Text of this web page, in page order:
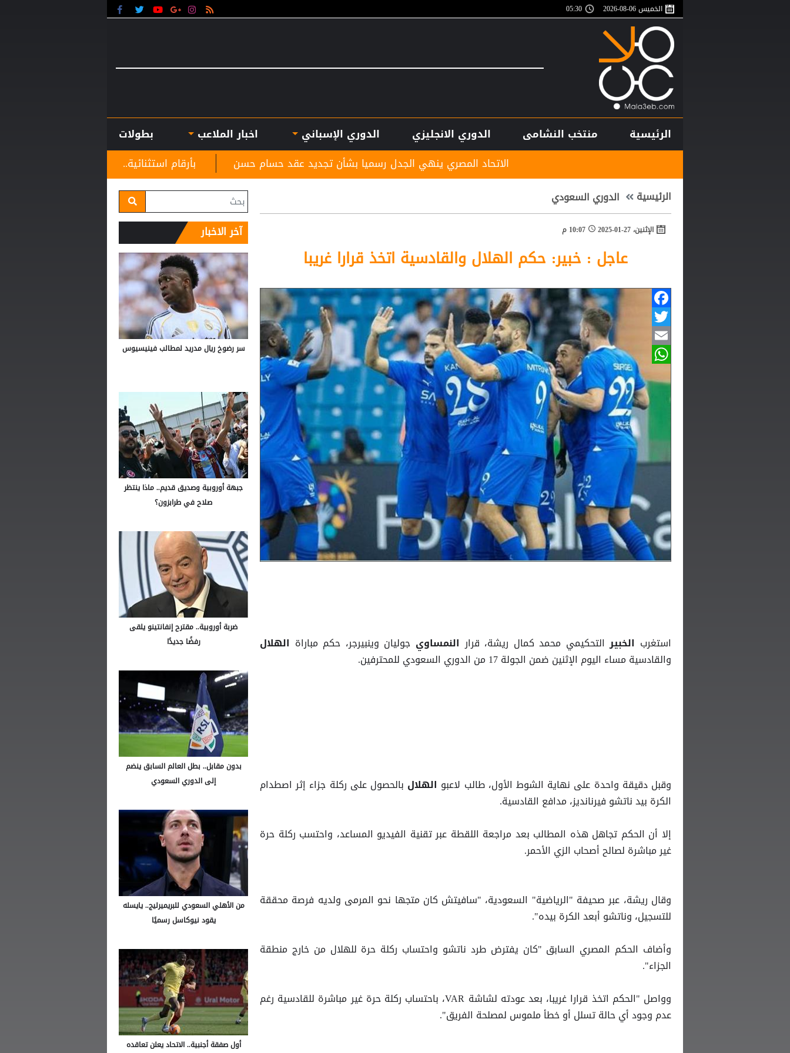
الخميس 06-08-2026 05:30
الرئيسية منتخب النشامى الدوري الانجليزي الدوري الإسباني اخبار الملاعب
بطولات
بأرقام استثنائية.. هل يكون كوبارسي مفاجأة الكرة الذهبية؟
الاتحاد المصري ينهي الجدل رسميا بشأن تجديد عقد حسام حسن
الرئيسية الدوري السعودي
الإثنين، 27-01-2025 10:07 م
عاجل : خبير: حكم الهلال والقادسية اتخذ قرارا غريبا
Facebook
Twitter
Email
WhatsApp
استغرب الخبير التحكيمي محمد كمال ريشة، قرارالنمساوي جوليان وينبيرجر، حكم مباراة الهلال
والقادسية مساء اليوم الإثنين ضمن الجولة 17 من الدوري السعودي للمحترفين.
وقبل دقيقة واحدة على نهاية الشوط الأول، طالب لاعبو الهلال بالحصول على ركلة جزاء إثر اصطدام
الكرة بيد ناتشو فيرنانديز، مدافع القادسية.
إلا أن الحكم تجاهل هذه المطالب بعد مراجعة اللقطة عبر تقنية الفيديو المساعد، واحتسب ركلة حرة
غير مباشرة لصالح أصحاب الزي الأحمر.
وقال ريشة، عبر صحيفة "الرياضية" السعودية، "سافيتش كان متجها نحو المرمى ولديه فرصة محققة
للتسجيل، وناتشو أبعد الكرة بيده".
وأضاف الحكم المصري السابق "كان يفترض طرد ناتشو واحتساب ركلة حرة للهلال من خارج منطقة
الجزاء".
وواصل "الحكم اتخذ قرارا غريبا، بعد عودته لشاشة VAR، باحتساب ركلة حرة غير مباشرة للقادسية رغم
عدم وجود أي حالة تسلل أو خطأ ملموس لمصلحة الفريق".
آخر الاخبار
سر رضوخ ريال مدريد لمطالب فينيسيوس
جبهة أوروبية وصديق قديم.. ماذا ينتظر
صلاح في طرابزون؟
ضربة أوروبية.. مقترح إنفانتينو يلقى
رفضًا جديدًا
بدون مقابل.. بطل العالم السابق ينضم
إلى الدوري السعودي
من الأهلي السعودي للبريميرليج.. يايسله
يقود نيوكاسل رسميًا
أول صفقة أجنبية.. الاتحاد يعلن تعاقده